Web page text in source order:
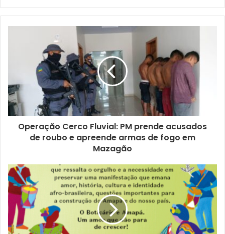
Operação Cerco Fluvial: PM prende acusados
de roubo e apreende armas de fogo em
Mazagão